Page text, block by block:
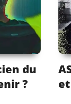
du
?